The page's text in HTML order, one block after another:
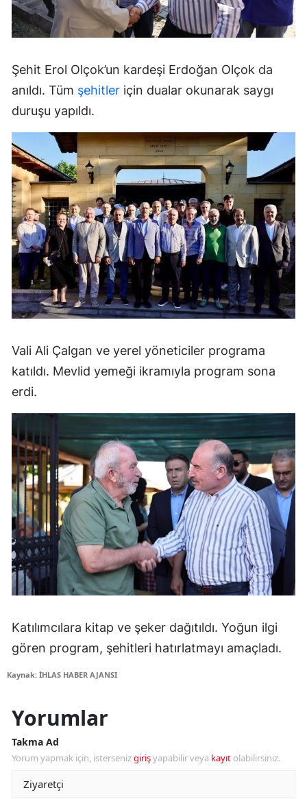
Şehit Erol Olçok’un kardeşi Erdoğan Olçok da
anıldı. Tüm şehitler için dualar okunarak saygı
duruşu yapıldı.
Vali Ali Çalgan ve yerel yöneticiler programa
katıldı. Mevlid yemeği ikramıyla program sona
erdi.
Katılımcılara kitap ve şeker dağıtıldı. Yoğun ilgi
gören program, şehitleri hatırlatmayı amaçladı.
Kaynak: İHLAS HABER AJANSI
Yorumlar
Takma Ad
Yorum yapmak için, istersenizgirişyapabilir veya kayıt olabilirsiniz.